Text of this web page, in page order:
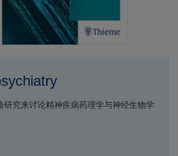
研究来讨论精神疾病药理学与神经生物学